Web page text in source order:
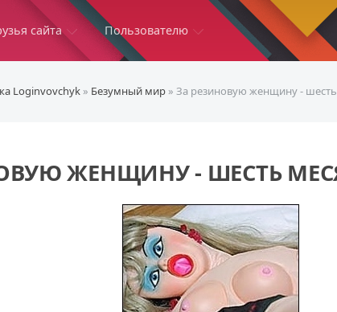
сайта Пользователю
Loginvovchyk » Безумный мир » За резиновую женщину -
ЖЕНЩИНУ - ШЕСТЬ